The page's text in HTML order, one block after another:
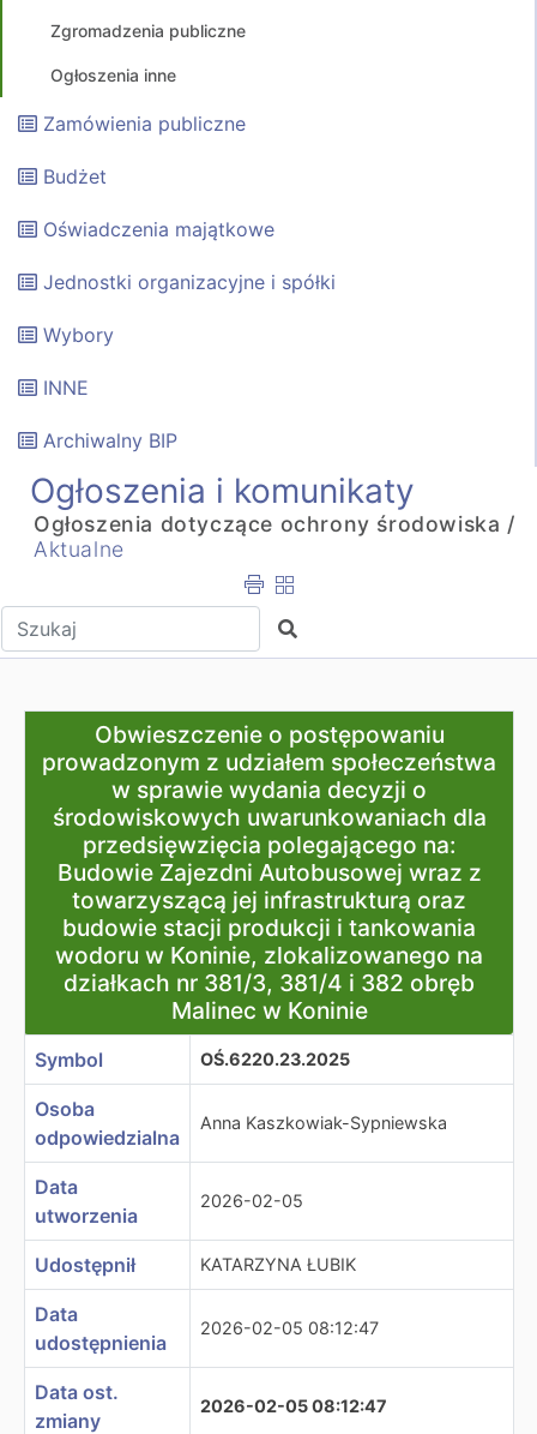
Zgromadzenia publiczne
Ogłoszenia inne
Zamówienia publiczne
Budżet
Oświadczenia majątkowe
Jednostki organizacyjne i spółki
Wybory
INNE
Archiwalny BIP
Ogłoszenia i komunikaty
Ogłoszenia dotyczące ochrony środowiska /
Aktualne
Wpisz tekst do wyszukania Szukaj
Obwieszczenie o postępowaniu prowadzonym z
Obwieszczenie o postępowaniu
prowadzonym z udziałem społeczeństwa
w sprawie wydania decyzji o
środowiskowych uwarunkowaniach dla
przedsięwzięcia polegającego na:
Budowie Zajezdni Autobusowej wraz z
towarzyszącą jej infrastrukturą oraz
budowie stacji produkcji i tankowania
wodoru w Koninie, zlokalizowanego na
działkach nr 381/3, 381/4 i 382 obręb
Malinec w Koninie
Symbol OŚ.6220.23.2025
Osoba
odpowiedzialna
Anna Kaszkowiak-Sypniewska
Data
utworzenia
2026-02-05
Udostępnił KATARZYNA ŁUBIK
Data
udostępnienia
2026-02-05 08:12:47
Data ost.
zmiany
2026-02-05 08:12:47